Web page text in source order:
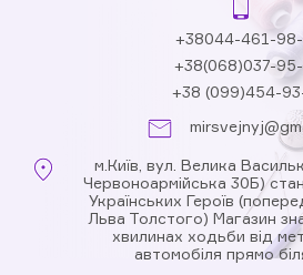
+38044-461-
+38(068)037-
+38 (099)454-
м.Київ, вул. Велика
Червоноармійська 30Б)
Українських Героїв
Льва Толстого) Магазин
хвилинах ходьби від
автомобіля прямо